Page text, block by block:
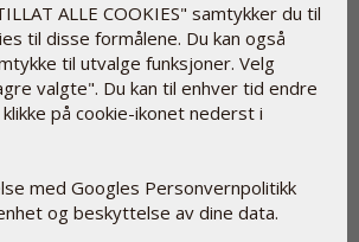
ALLE COOKIES" samtykker du til
til disse formålene. Du kan også
til utvalge funksjoner. Velg
valgte". Du kan til enhver tid endre
på cookie-ikonet nederst i
med Googles Personvernpolitikk
og beskyttelse av dine data.